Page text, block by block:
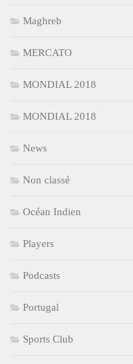
Maghreb
MERCATO
MONDIAL 2018
MONDIAL 2018
News
Non classé
Océan Indien
Players
Podcasts
Portugal
Sports Club